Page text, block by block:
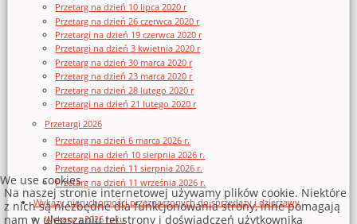
Przetarg na dzień 10 lipca 2020 r
Przetarg na dzień 26 czerwca 2020 r
Przetargi na dzień 19 czerwca 2020 r
Przetargi na dzień 3 kwietnia 2020 r
Przetarg na dzień 30 marca 2020 r
Przetarg na dzień 23 marca 2020 r
Przetarg na dzień 28 lutego 2020 r
Przetargi na dzień 21 lutego 2020 r
Przetargi 2026
Przetarg na dzień 6 marca 2026 r.
Przetargi na dzień 10 sierpnia 2026 r.
Przetarg na dzień 11 sierpnia 2026 r.
Przetarg na dzień 11 września 2026 r.
Wykazy nieruchomości przeznaczonych do sprzedaży i dzierżawy
Wykazy z 2026 roku
We use cookies
Na naszej stronie internetowej używamy plików cookie. Niektóre
z nich są niezbędne dla funkcjonowania strony, inne pomagają
nam w ulepszaniu tej strony i doświadczeń użytkownika